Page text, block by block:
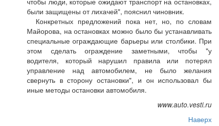
были защищены от лихачей", пояснил чиновник.
Конкретных предложений пока нет, но, по словам
Майорова, на остановках можно было бы устанавливать
специальные ограждающие барьеры или столбики. При
этом сделать ограждение заметными, чтобы "у
водителя, который нарушил правила или потерял
управление над автомобилем, не было желания
свернуть в сторону остановки", и он использовал бы
иные методы остановки автомобиля.
www.auto.vesti.ru
Наверх